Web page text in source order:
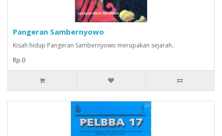
Pangeran Sambernyowo
Kisah hidup Pangeran Sambernyowo merupakan sejarah..
Rp.0